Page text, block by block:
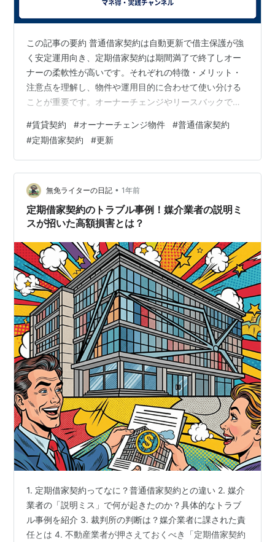
この記事の要約 普通借家契約は自動更新で借主保護が強
く安定運用向き、定期借家契約は期間満了で終了しオー
ナーの柔軟性が高いです。それぞれの特徴・メリット・
注意点を理解し、物件や運用目的に合わせて使い分ける
ことが重要です。オーナーチェンジやリースバックでは
りませんか 初めての不動産投資で契約書を見たとき、
「普通借家？定期借家？どっち？」と混乱します。入居
者が長く住んで安定収入か、期間を決めて売却しやすい
かで迷ってしまいます。「借主に強く出られそう」「更
新で家賃上げられないの？」と不安を抱えてしまいま
す。 普通借家契約の特徴と評価 一般的な賃貸で…
#賃貸契約 #オーナーチェンジ物件 #普通借家契約
#定期借家契約 #更新
無免ライターの日記 • 1年前
定期借家契約のトラブル事例！媒介業者の説明ミ
スが招いた高額損害とは？
1. 定期借家契約ってなに？普通借家契約との違い 2. 媒介
業者の「説明ミス」で何が起きたのか？具体的なトラブ
ル事例を紹介 3. 裁判所の判断は？媒介業者に課された責
任とは 4. 不動産業者が押さえておくべき「定期借家契約